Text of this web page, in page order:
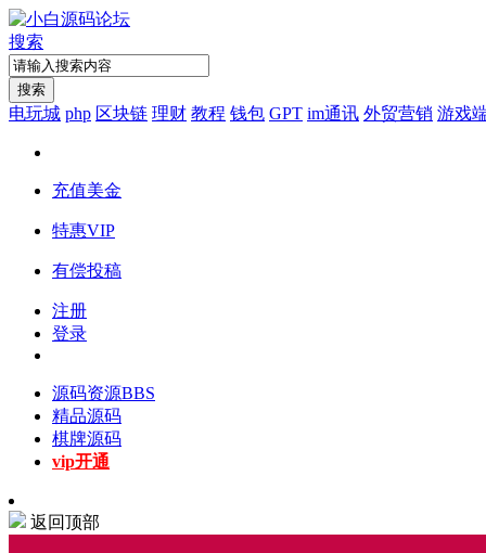
搜索
搜索
电玩城 php 区块链 理财 教程 钱包 GPT im通讯 外贸营销 游戏
充值美金
特惠VIP
有偿投稿
注册
登录
源码资源BBS
精品源码
棋牌源码
vip开通
返回顶部